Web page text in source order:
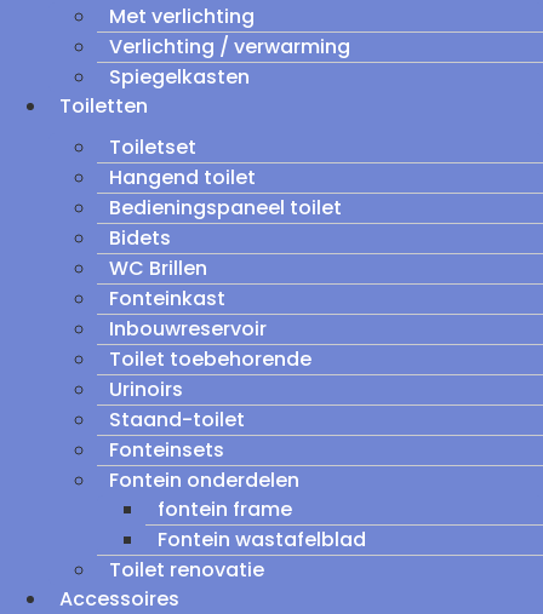
Met verlichting
Verlichting / verwarming
Spiegelkasten
Toiletten
Toiletset
Hangend toilet
Bedieningspaneel toilet
Bidets
WC Brillen
Fonteinkast
Inbouwreservoir
Toilet toebehorende
Urinoirs
Staand-toilet
Fonteinsets
Fontein onderdelen
fontein frame
Fontein wastafelblad
Toilet renovatie
Accessoires